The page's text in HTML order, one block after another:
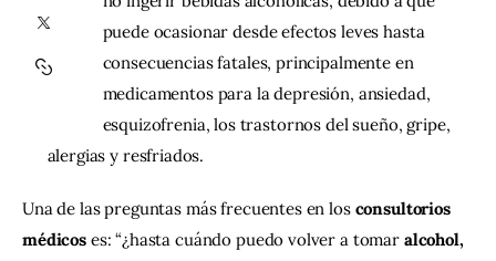
Contacto
puede ocasionar desde efectos leves hasta
consecuencias fatales, principalmente en
medicamentos para la depresión, ansiedad,
esquizofrenia, los trastornos del sueño, gripe,
alergias y resfriados.
Una de las preguntas más frecuentes en los consultorios
médicos es: “¿hasta cuándo puedo volver a tomar alcohol,